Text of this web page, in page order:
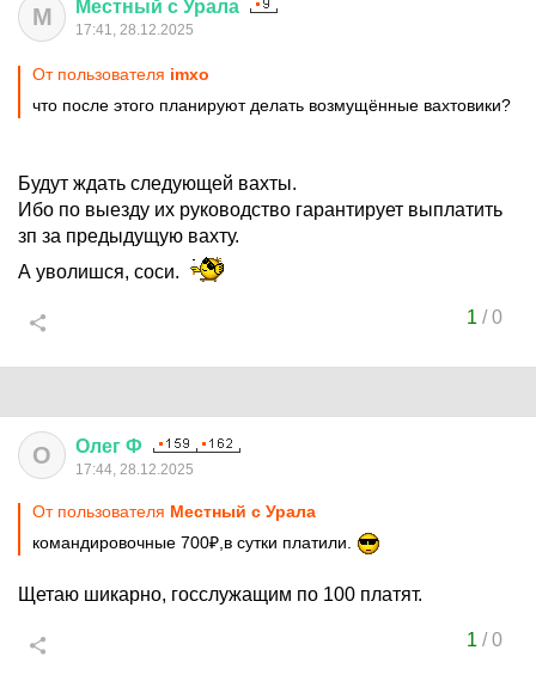
М Местный с Урала
17:41, 28.12.2025
От пользователя imxo
что после этого планируют делать возмущённые вахтовики?
Будут ждать следующей вахты.
Ибо по выезду их руководство гарантирует выплатить
зп за предыдущую вахту.
А уволишся, соси.
1 /0
О Олег Ф
17:44, 28.12.2025
От пользователя Местный с Урала
командировочные 700₽,в сутки платили.
Щетаю шикарно, госслужащим по 100 платят.
1 /0